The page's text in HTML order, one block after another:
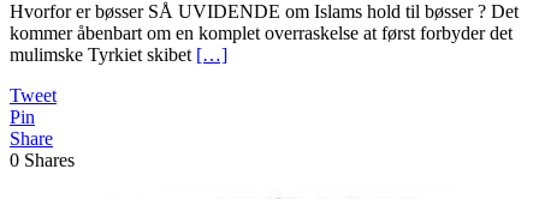
Hvorfor er bøsser SÅ UVIDENDE om Islams hold til bøsser ? Det
kommer åbenbart om en komplet overraskelse at først forbyder det
mulimske Tyrkiet skibet […]
Tweet
Pin
Share
0 Shares